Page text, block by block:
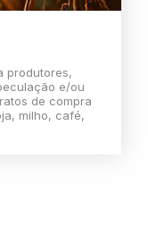
produtores,
e/ou
de compra
milho, café,